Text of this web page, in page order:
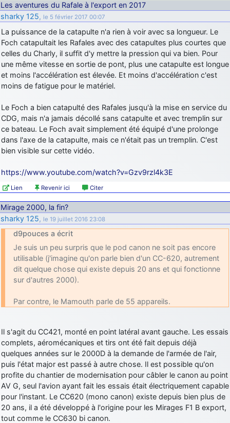
Les aventures du Rafale à l'export en 2017
sharky 125, le 5 février 2017 00:07
La puissance de la catapulte n'a rien à voir avec sa longueur. Le
Foch catapultait les Rafales avec des catapultes plus courtes que
celles du Charly, il suffit d'y mettre la pression qui va bien. Pour
une même vitesse en sortie de pont, plus une catapulte est longue
et moins l'accélération est élevée. Et moins d'accélération c'est
moins de fatigue pour le matériel.
Le Foch a bien catapulté des Rafales jusqu'à la mise en service du
CDG, mais n'a jamais décollé sans catapulte et avec tremplin sur
ce bateau. Le Foch avait simplement été équipé d'une prolonge
dans l'axe de la catapulte, mais ce n'était pas un tremplin. C'est
bien visible sur cette vidéo.
https://www.youtube.com/watch?v=Gzv9rzl4k3E
Lien Revenir ici Citer
Mirage 2000, la fin?
sharky 125, le 19 juillet 2016 23:08
d9pouces a écrit
Je suis un peu surpris que le pod canon ne soit pas encore
utilisable (j'imagine qu'on parle bien d'un CC-620, autrement
dit quelque chose qui existe depuis 20 ans et qui fonctionne
sur d'autres 2000).
Par contre, le Mamouth parle de 55 appareils.
Il s'agit du CC421, monté en point latéral avant gauche. Les essais
complets, aéromécaniques et tirs ont été fait depuis déjà
quelques années sur le 2000D à la demande de l'armée de l'air,
puis l'état major est passé à autre chose. Il est possible qu'on
profite du chantier de modernisation pour câbler le canon au point
AV G, seul l'avion ayant fait les essais était électriquement capable
pour l'instant. Le CC620 (mono canon) existe depuis bien plus de
20 ans, il a été développé à l'origine pour les Mirages F1 B export,
tout comme le CC630 bi canon.